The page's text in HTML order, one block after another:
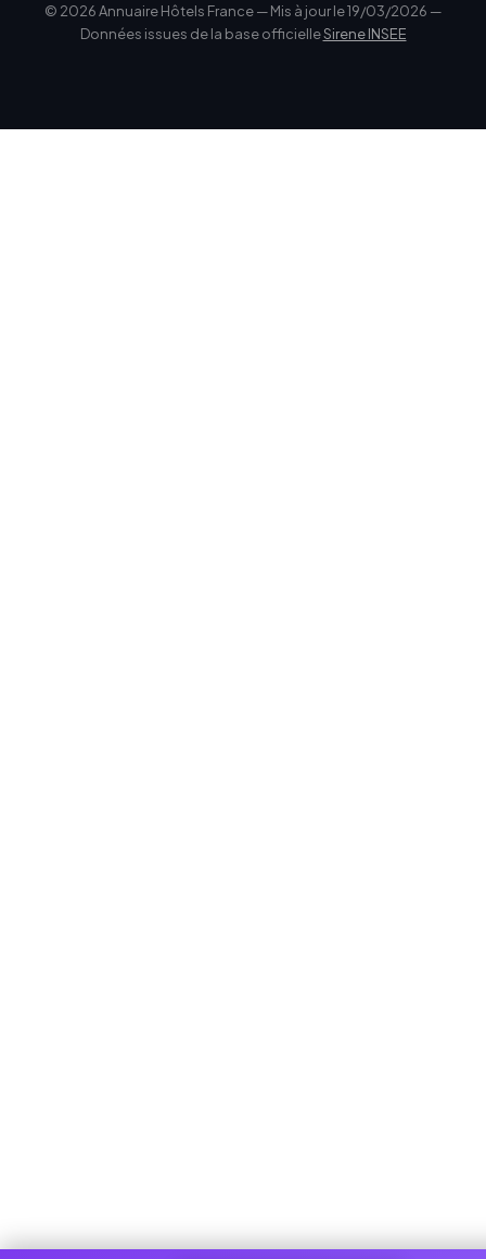
© 2026 Annuaire Hôtels France — Mis à jour le 19/03/2026 —
Données issues de la base officielleSirene INSEE